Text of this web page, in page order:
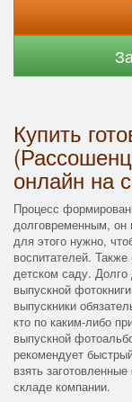
Купить
онлайн на
Процесс
долговременным, он
для этого нужно,
воспитателей.
детском саду. Долго
выпускной
выпускники
кто по каким-либо
выпускной
рекомендует
взять
складе компании.